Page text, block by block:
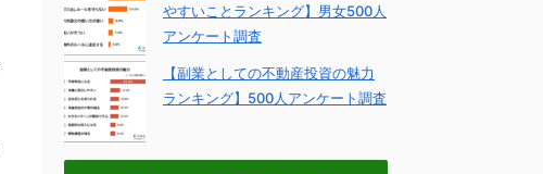
やすいことランキング】男女500人
アンケート調査
【副業としての不動産投資の魅力
ランキング】500人アンケート調査